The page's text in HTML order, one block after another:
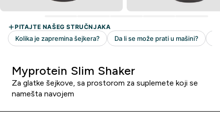
Myprotein Slim Shaker
Za glatke šejkove, sa prostorom za suplemete koji se
namešta navojem